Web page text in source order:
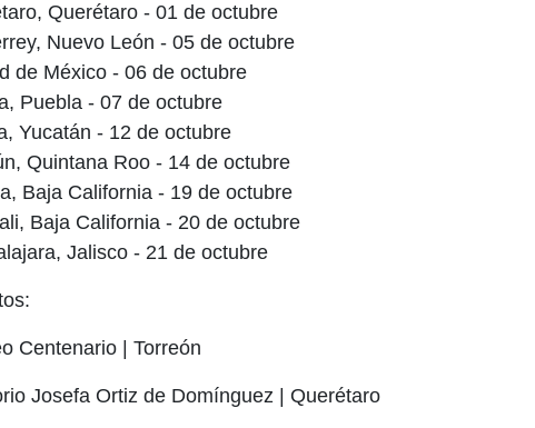
Querétaro - 01 de octubre
Nuevo León - 05 de octubre
de México - 06 de octubre
Puebla - 07 de octubre
Yucatán - 12 de octubre
Quintana Roo - 14 de octubre
Baja California - 19 de octubre
Baja California - 20 de octubre
Jalisco - 21 de octubre
Centenario | Torreón
Josefa Ortiz de Domínguez | Querétaro